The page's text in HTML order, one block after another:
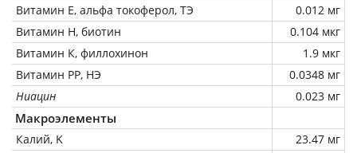
Витамин Е, альфа токоферол, ТЭ
0.012 мг
Витамин Н, биотин
0.104 мкг
Витамин К, филлохинон
1.9 мкг
Витамин РР, НЭ
0.0348 мг
Ниацин
0.023 мг
Макроэлементы
Калий, K
23.47 мг